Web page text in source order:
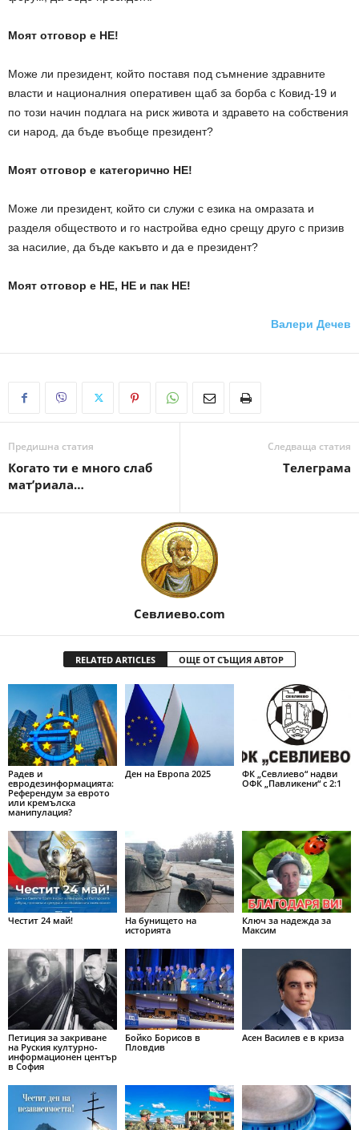
Моят отговор е НЕ!
Може ли президент, който поставя под съмнение здравните
власти и националния оперативен щаб за борба с Ковид-19 и
по този начин подлага на риск живота и здравето на собствения
си народ, да бъде въобще президент?
Моят отговор е категорично НЕ!
Може ли президент, който си служи с езика на омразата и
разделя обществото и го настройва едно срещу друго с призив
за насилие, да бъде какъвто и да е президент?
Моят отговор е НЕ, НЕ и пак НЕ!
Валери Дечев
Предишна статия
Когато ти е много слаб
мат’риала…
Следваща статия
Телеграма
Севлиево.com
RELATED ARTICLES ОЩЕ ОТ СЪЩИЯ АВТОР
Радев и
евродезинформацията:
Референдум за еврото
или кремълска
манипулация?
Ден на Европа 2025
ФК „Севлиево“ надви
ОФК „Павликени“ с 2:1
Честит 24 май!
На бунището на
историята
Ключ за надежда за
Максим
Петиция за закриване
на Руския културно-
информационен център
в София
Бойко Борисов в
Пловдив
Асен Василев е в криза